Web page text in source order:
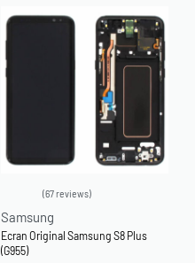
67 reviews
Samsung
Ecran Original Samsung S8 Plus
(G955)